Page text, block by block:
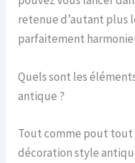
retenue d’autant plus
parfaitement
Quels sont les
antique ?
Tout comme pout
décoration style